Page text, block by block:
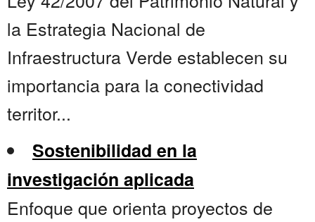
la Estrategia Nacional de
Infraestructura Verde establecen su
importancia para la conectividad
territor...
Sostenibilidad en la
investigación aplicada
Enfoque que orienta proyectos de